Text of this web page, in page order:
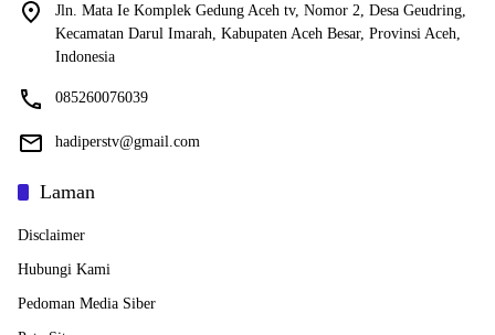
Jln. Mata Ie Komplek Gedung Aceh tv, Nomor 2, Desa Geudring,
Kecamatan Darul Imarah, Kabupaten Aceh Besar, Provinsi Aceh,
Indonesia
085260076039
hadiperstv@gmail.com
Laman
Disclaimer
Hubungi Kami
Pedoman Media Siber